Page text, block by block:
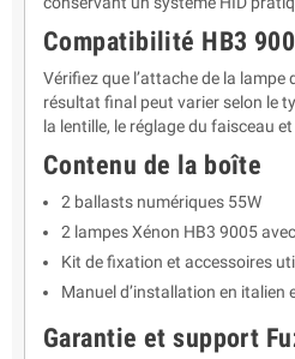
Compatibilité HB3
Vérifiez que l’attache de la lampe
résultat final peut varier selon le
la lentille, le réglage du faisceau
Contenu de la boîte
2 ballasts numériques 55W
2 lampes Xénon HB3 9005
Kit de fixation et accessoires
Manuel d’installation en italien
Garantie et support